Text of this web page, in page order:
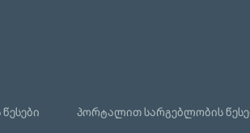
პორტალით სარგებლობის